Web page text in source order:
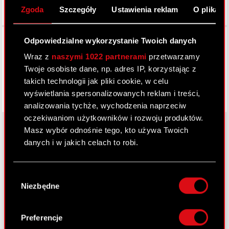
Zgoda Szczegóły Ustawienia reklam O
Odpowiedzialne wykorzystanie Twoich danych
Wraz z naszymi 1022 partnerami przetwarzamy
Twoje osobiste dane, np. adres IP, korzystając z
takich technologii jak pliki cookie, w celu
wyświetlania spersonalizowanych reklam i treści,
analizowania tychże, wychodzenia naprzeciw
oczekiwaniom użytkowników i rozwoju produktów.
Masz wybór odnośnie tego, kto używa Twoich
danych i w jakich celach to robi.
lokalizacji geograficznej z dokładnością nawet
Identyfikować Twoje urządzenie, aktywnie
analizując charakteryzującego je zbiory
zgody
Niezbędne
Preferencje
Facebook
Nasz biznes
Inwestorzy